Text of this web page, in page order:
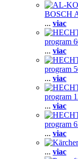
BOSCH
... viac
program
... viac
program
... viac
program
... viac
program
... viac
... viac